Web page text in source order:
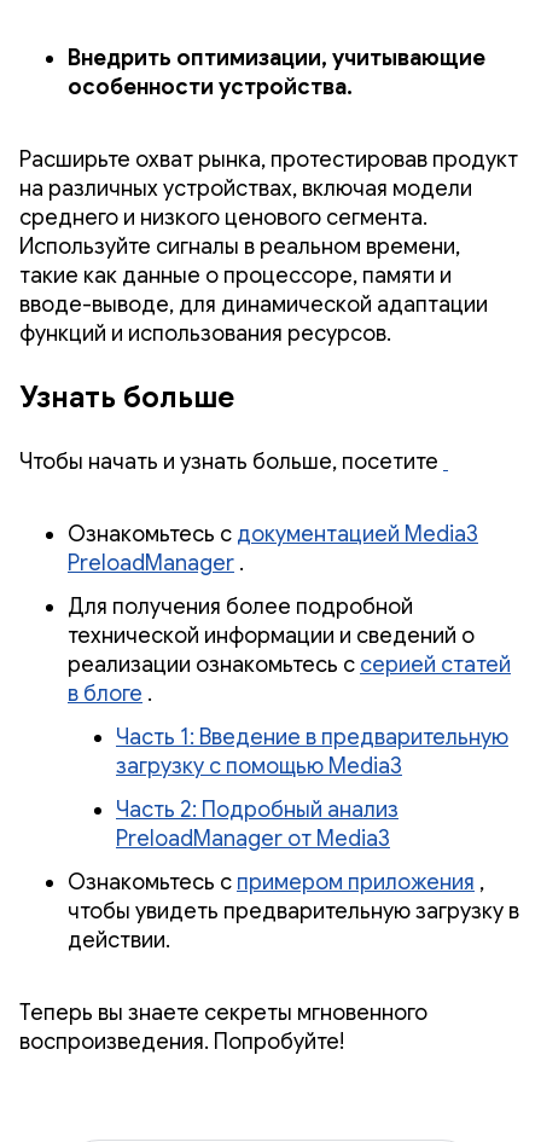
Внедрить оптимизации, учитывающие
особенности устройства.
Расширьте охват рынка, протестировав продукт
на различных устройствах, включая модели
среднего и низкого ценового сегмента.
Используйте сигналы в реальном времени,
такие как данные о процессоре, памяти и
вводе-выводе, для динамической адаптации
функций и использования ресурсов.
Узнать больше
Чтобы начать и узнать больше, посетите
Ознакомьтесь с документацией Media3
PreloadManager .
Для получения более подробной
технической информации и сведений о
реализации ознакомьтесь с серией статей
в блоге .
Часть 1: Введение в предварительную
загрузку с помощью Media3
Часть 2: Подробный анализ
PreloadManager от Media3
Ознакомьтесь с примером приложения ,
чтобы увидеть предварительную загрузку в
действии.
Теперь вы знаете секреты мгновенного
воспроизведения. Попробуйте!